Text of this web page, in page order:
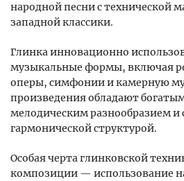
народной песни с технической
западной классики.
Глинка инновационно
музыкальные формы, включая
оперы, симфонии и камерную
произведения обладают
мелодическим разнообразием
гармонической структурой.
Особая черта глинковской
композиции — использование